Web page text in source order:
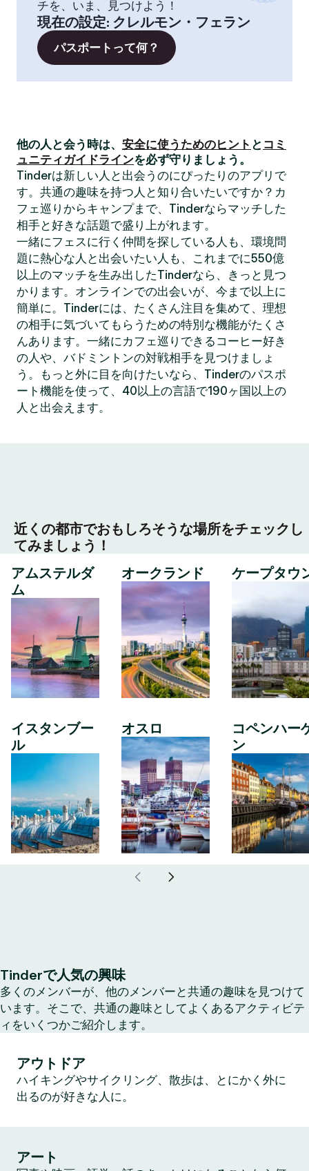
チを、いま、見つけよう！
現在の設定: クレルモン・フェラン
パスポートって何？
他の人と会う時は、 安全に使うためのヒント と コミ
ュニティガイドラインを必ず守りましょう。
Tinderは新しい人と出会うのにぴったりのアプリで
す。共通の趣味を持つ人と知り合いたいですか？カ
フェ巡りからキャンプまで、Tinderならマッチした
相手と好きな話題で盛り上がれます。
一緒にフェスに行く仲間を探している人も、環境問
題に熱心な人と出会いたい人も、これまでに550億
以上のマッチを生み出したTinderなら、きっと見つ
かります。オンラインでの出会いが、今まで以上に
簡単に。Tinderには、たくさん注目を集めて、理想
の相手に気づいてもらうための特別な機能がたくさ
んあります。一緒にカフェ巡りできるコーヒー好き
の人や、バドミントンの対戦相手を見つけましょ
う。もっと外に目を向けたいなら、Tinderのパスポ
ート機能を使って、40以上の言語で190ヶ国以上の
人と出会えます。
近くの都市でおもしろそうな場所をチェックし
てみましょう！
アムステルダ
ム
イスタンブー
ル
オークランド
オスロ
ケープタウ
コペンハー
ン
Tinderで人気の興味
多くのメンバーが、他のメンバーと共通の趣味を見つけて
います。そこで、共通の趣味としてよくあるアクティビテ
ィをいくつかご紹介します。
アウトドア
ハイキングやサイクリング、散歩は、とにかく外に
出るのが好きな人に。
アート